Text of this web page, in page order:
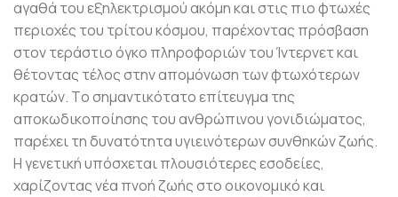
αγαθά του εξηλεκτρισμού ακόμη και στις πιο φτωχές
περιοχές του τρίτου κόσμου, παρέχοντας πρόσβαση
στον τεράστιο όγκο πληροφοριών του Ίντερνετ και
θέτοντας τέλος στην απομόνωση των φτωχότερων
κρατών. Tο σημαντικότατο επίτευγμα της
αποκωδικοποίησης του ανθρώπινου γονιδιώματος,
παρέχει τη δυνατότητα υγιεινότερων συνθηκών ζωής.
H γενετική υπόσχεται πλουσιότερες εσοδείες,
χαρίζοντας νέα πνοή ζωής στο οικονομικό και